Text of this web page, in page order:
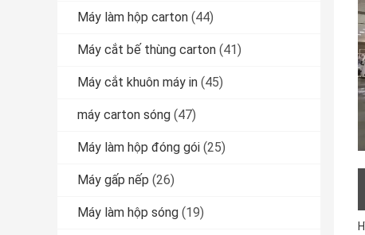
Máy làm hộp carton (44)
Máy cắt bế thùng carton (41)
Máy cắt khuôn máy in (45)
máy carton sóng (47)
Máy làm hộp đóng gói (25)
Máy gấp nếp (26)
Máy làm hộp sóng (19)